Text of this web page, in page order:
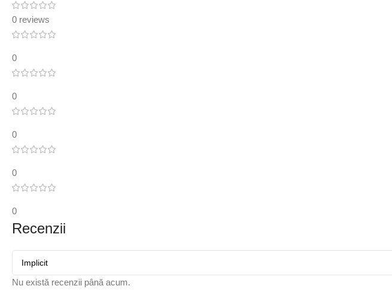
0 reviews
0
0
0
0
0
Recenzii
Nu există recenzii până acum.